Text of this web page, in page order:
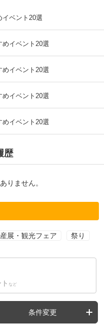
イベント20選
イベント20選
イベント20選
イベント20選
イベント20選
歴
りません。
展・観光フェア 祭り
など
条件変更